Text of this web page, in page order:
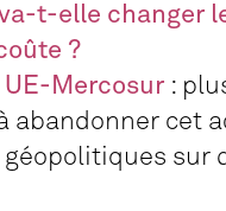
t-elle changer
?
UE-Mercosur :
abandonner cet
sur